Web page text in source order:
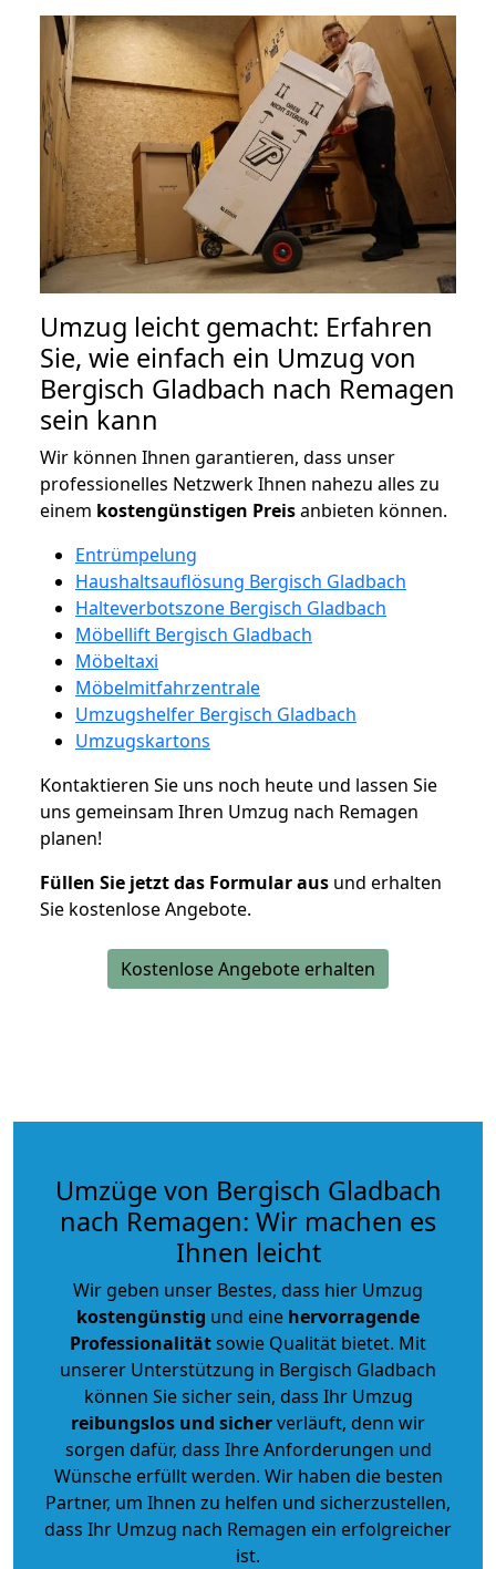
Umzug leicht gemacht: Erfahren
Sie, wie einfach ein Umzug von
Bergisch Gladbach nach Remagen
sein kann
Wir können Ihnen garantieren, dass unser
professionelles Netzwerk Ihnen nahezu alles zu
einem kostengünstigen Preisanbieten können.
Entrümpelung
Haushaltsauflösung Bergisch Gladbach
Halteverbotszone Bergisch Gladbach
Möbellift Bergisch Gladbach
Möbeltaxi
Möbelmitfahrzentrale
Umzugshelfer Bergisch Gladbach
Umzugskartons
Kontaktieren Sie uns noch heute und lassen Sie
uns gemeinsam Ihren Umzug nach Remagen
planen!
Füllen Sie jetzt das Formular aus und erhalten
Sie kostenlose Angebote.
Kostenlose Angebote erhalten
Umzüge von Bergisch Gladbach
nach Remagen: Wir machen es
Ihnen leicht
Wir geben unser Bestes, dass hier Umzug
kostengünstig und eine hervorragende
Professionalitätsowie Qualität bietet. Mit
unserer Unterstützung in Bergisch Gladbach
können Sie sicher sein, dass Ihr Umzug
reibungslos und sicherverläuft, denn wir
sorgen dafür, dass Ihre Anforderungen und
Wünsche erfüllt werden. Wir haben die besten
Partner, um Ihnen zu helfen und sicherzustellen,
dass Ihr Umzug nach Remagen ein erfolgreicher
ist.